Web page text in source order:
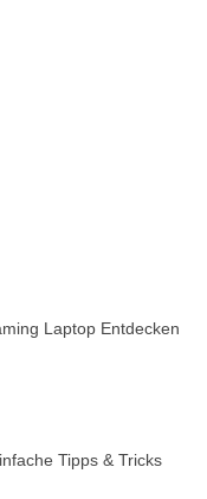
Laptop Entdecken
Tipps & Tricks